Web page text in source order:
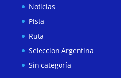
Noticias
Pista
Ruta
Seleccion Argentina
Sin categoría